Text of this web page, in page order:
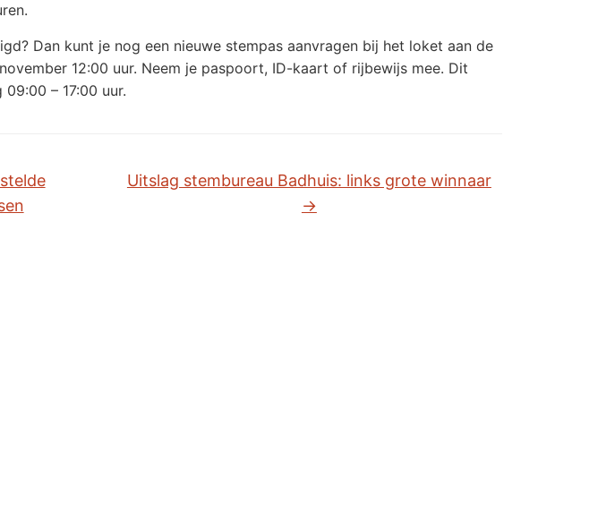
Dan kunt je nog een nieuwe stempas aanvragen bij het loket aan de
12:00 uur. Neem je paspoort, ID-kaart of rijbewijs mee. Dit
– 17:00 uur.
Uitslag stembureau Badhuis: links grote winnaar
→